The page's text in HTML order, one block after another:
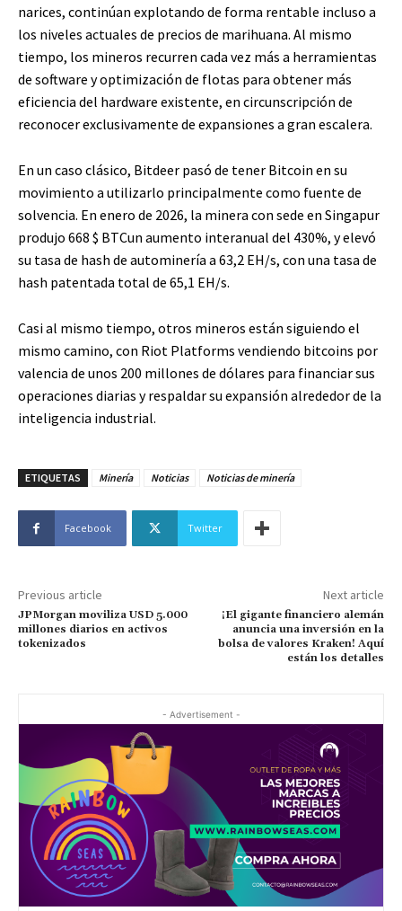
narices, continúan explotando de forma rentable incluso a
los niveles actuales de precios de marihuana. Al mismo
tiempo, los mineros recurren cada vez más a herramientas
de software y optimización de flotas para obtener más
eficiencia del hardware existente, en circunscripción de
reconocer exclusivamente de expansiones a gran escalera.
En un caso clásico, Bitdeer pasó de tener Bitcoin en su
movimiento a utilizarlo principalmente como fuente de
solvencia. En enero de 2026, la minera con sede en Singapur
produjo 668 $ BTCun aumento interanual del 430%, y elevó
su tasa de hash de autominería a 63,2 EH/s, con una tasa de
hash patentada total de 65,1 EH/s.
Casi al mismo tiempo, otros mineros están siguiendo el
mismo camino, con Riot Platforms vendiendo bitcoins por
valencia de unos 200 millones de dólares para financiar sus
operaciones diarias y respaldar su expansión alrededor de la
inteligencia industrial.
ETIQUETAS Minería Noticias Noticias de minería
Facebook Twitter
Previous article
JPMorgan moviliza USD 5.000
millones diarios en activos
tokenizados
Next article
¡El gigante financiero alemán
anuncia una inversión en la
bolsa de valores Kraken! Aquí
están los detalles
- Advertisement -